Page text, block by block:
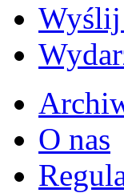
O nas